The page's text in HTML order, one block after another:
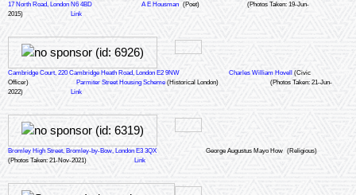
17 North Road, London N6 4BD A E Housman (Poet)
(Photos Taken: 19-Jun-
2015)
Link
Cambridge Court, 220 Cambridge Heath Road, London E2 9NW Charles William Hovell (Civic
Officer)
Parmiter Street Housing Scheme (Historical London)
(Photos Taken: 21-Jun-
2022)
Link
Bromley High Street, Bromley-by-Bow, London E3 3QX George Augustus Mayo How (Religious)
(Photos Taken: 21-Nov-2021)
Link